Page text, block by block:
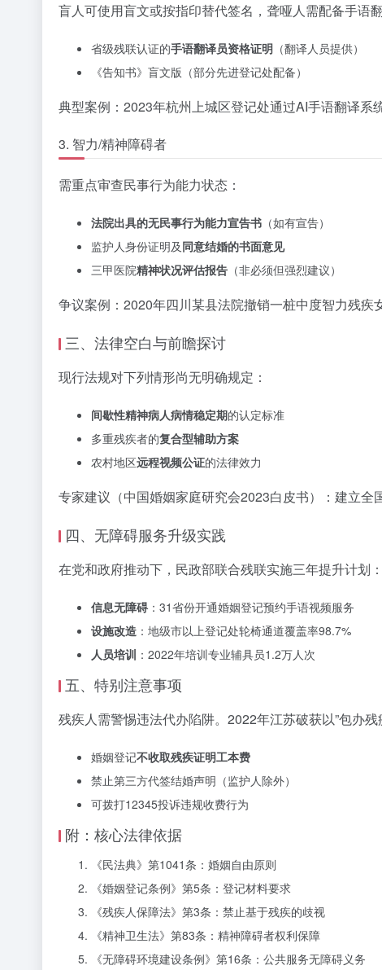
盲人可使用盲文或按指印替代签名，聋哑人需配备手语翻
省级残联认证的手语翻译员资格证明 （翻译人员提供）
《告知书》盲文版（部分先进登记处配备）
典型案例：2023年杭州上城区登记处通过AI手语翻译系
3. 智力/精神障碍者
需重点审查民事行为能力状态：
法院出具的无民事行为能力宣告书 （如有宣告）
监护人身份证明及同意结婚的书面意见
三甲医院精神状况评估报告 （非必须但强烈建议）
争议案例：2020年四川某县法院撤销一桩中度智力残疾
三、法律空白与前瞻探讨
现行法规对下列情形尚无明确规定：
间歇性精神病人病情稳定期的认定标准
多重残疾者的复合型辅助方案
农村地区远程视频公证的法律效力
专家建议（中国婚姻家庭研究会2023白皮书）：建立
四、无障碍服务升级实践
在党和政府推动下，民政部联合残联实施三年提升计划：
信息无障碍 ：31省份开通婚姻登记预约手语视频服务
设施改造 ：地级市以上登记处轮椅通道覆盖率98.7%
人员培训 ：2022年培训专业辅具员1.2万人次
五、特别注意事项
残疾人需警惕违法代办陷阱。2022年江苏破获以”包办
婚姻登记不收取残疾证明工本费
禁止第三方代签结婚声明（监护人除外）
可拨打12345投诉违规收费行为
附：核心法律依据
《民法典》第1041条：婚姻自由原则
《婚姻登记条例》第5条：登记材料要求
《残疾人保障法》第3条：禁止基于残疾的歧视
《精神卫生法》第83条：精神障碍者权利保障
《无障碍环境建设条例》第16条：公共服务无障碍义务